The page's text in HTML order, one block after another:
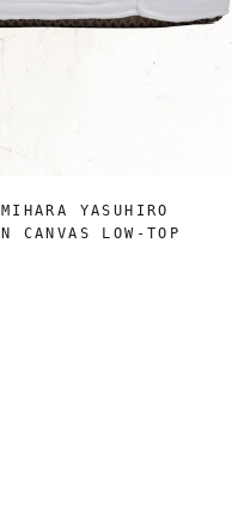
YASUHIRO
CANVAS LOW-TOP